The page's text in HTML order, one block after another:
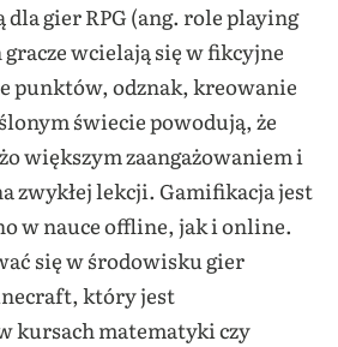
gier RPG (ang. role playing
wcielają się w fikcyjne
punktów, odznak, kreowanie
świecie powodują, że
większym zaangażowaniem i
zwykłej lekcji. Gamifikacja jest
w nauce offline, jak i online.
się w środowisku gier
który jest
kursach matematyki czy